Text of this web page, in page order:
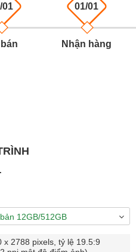
01 01/01
Nhận hàng
12GB/512GB
x 2788 pixels, tỷ lệ 19.5:9